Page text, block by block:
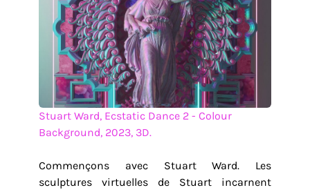
Stuart Ward, Ecstatic Dance 2 - Colour
Background, 2023, 3D.
Commençons avec Stuart Ward. Les
sculptures virtuelles de Stuart incarnent